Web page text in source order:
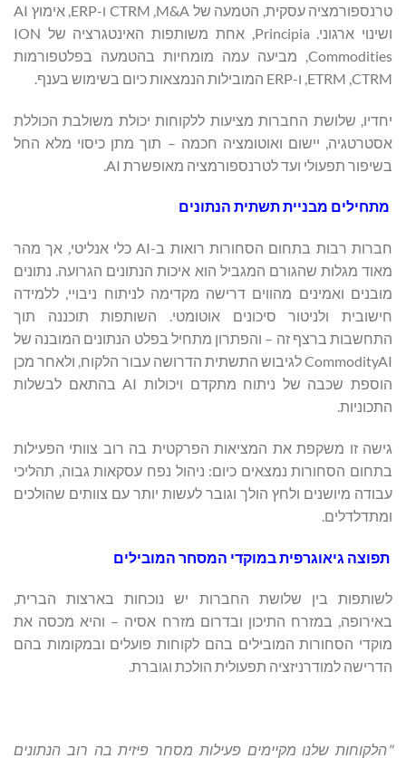
טרנספורמציה עסקית, הטמעה של M&A, ‏CTRM ו-ERP, אימוץ AI
ושינוי ארגוני. Principia, אחת משותפות האינטגרציה של ION
Commodities, מביעה עמה מומחיות בהטמעה בפלטפורמות
CTRM, ‏ETRM, ו-ERP המובילות הנמצאות כיום בשימוש בענף.
יחדיו, שלושת החברות מציעות ללקוחות יכולת משולבת הכוללת
אסטרטגיה, יישום ואוטומציה חכמה – תוך מתן כיסוי מלא החל
בשיפור תפעולי ועד לטרנספורמציה מאופשרת AI.
מתחילים מבנייתתשתית הנתונים
חברות רבות בתחום הסחורות רואות ב-AI כלי אנליטי, אך מהר
מאוד מגלות שהגורם המגביל הוא איכות הנתונים הגרועה. נתונים
מובנים ואמינים מהווים דרישה מקדימה לניתוח ניבויי, ללמידה
חישובית ולניטור סיכונים אוטומטי. השותפות תוכננה תוך
התחשבות ברצף זה – והפתרון מתחיל בפלט הנתונים המובנה של
CommodityAI לגיבוש התשתית הדרושה עבור הלקוח, ולאחר מכן
הוספת שכבה של ניתוח מתקדם ויכולות AI בהתאם לבשלות
התכוניות.
גישה זו משקפת את המציאות הפרקטית בה רוב צוותי הפעילות
בתחום הסחורות נמצאים כיום: ניהול נפח עסקאות גבוה, תהליכי
עבודה מיושנים ולחץ הולך וגובר לעשות יותר עם צוותים שהולכים
ומתדלדלים.
תפוצה גיאוגרפית במוקדי המסחר המובילים
לשותפות בין שלושת החברות יש נוכחות בארצות הברית,
באירופה, במזרח התיכון ובדרום מזרח אסיה – והיא מכסה את
מוקדי הסחורות המובילים בהם לקוחות פועלים ובמקומות בהם
הדרישה למודרניזציה תפעולית הולכת וגוברת.
"הלקוחות שלנו מקיימים פעילות מסחר פיזית בה רוב הנתונים